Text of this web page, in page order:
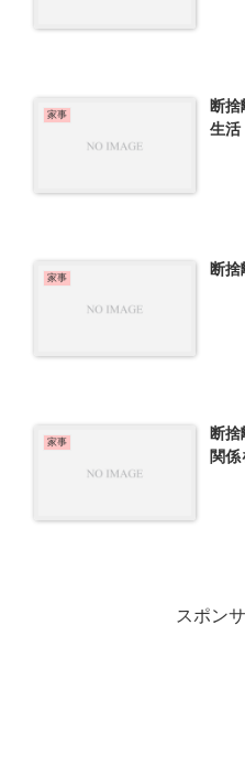
家事
断捨
生活
家事 断
家事
断
関係
スポン